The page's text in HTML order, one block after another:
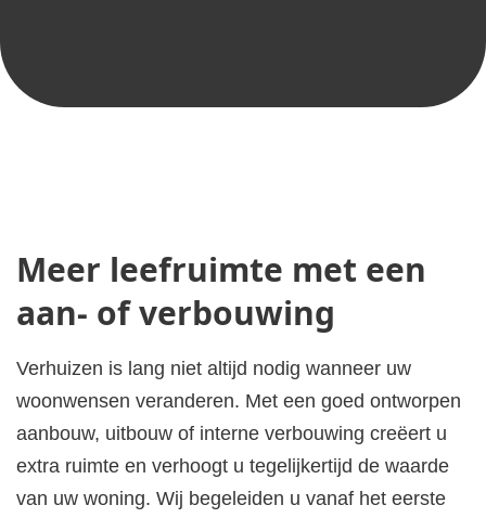
Meer leefruimte met een
aan- of verbouwing
Verhuizen is lang niet altijd nodig wanneer uw
woonwensen veranderen. Met een goed ontworpen
aanbouw, uitbouw of interne verbouwing creëert u
extra ruimte en verhoogt u tegelijkertijd de waarde
van uw woning. Wij begeleiden u vanaf het eerste